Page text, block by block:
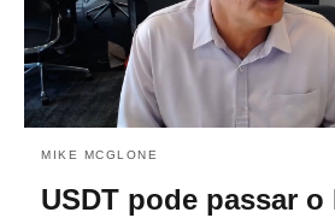
MIKE MCGLONE
USDT pode passar